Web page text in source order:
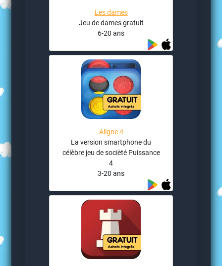
Les dames
Jeu de dames gratuit
6-20 ans
Aligne 4
La version smartphone du
célèbre jeu de socièté Puissance
4
3-20 ans